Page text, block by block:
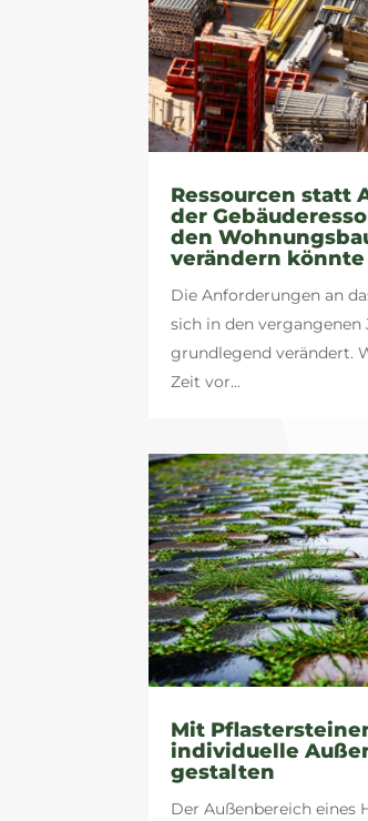
Ressourcen statt
der
den
verändern könnte
Die Anforderungen an
sich in den vergangenen
grundlegend verändert.
Zeit vor...
Mit
individuelle
gestalten
Der Außenbereich eines